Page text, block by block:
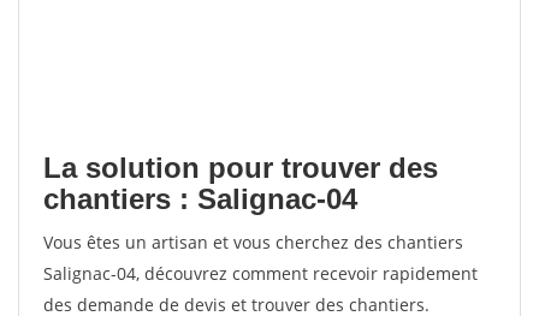
La solution pour trouver des
chantiers : Salignac-04
Vous êtes un artisan et vous cherchez des chantiers
Salignac-04, découvrez comment recevoir rapidement
des demande de devis et trouver des chantiers.